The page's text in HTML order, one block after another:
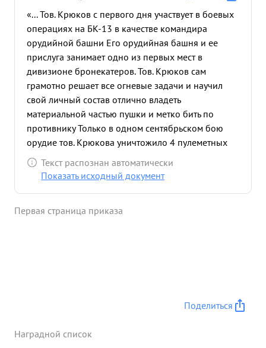
«... Тов. Крюков с первого дня участвует в боевых
операциях на БК-13 в качестве командира
орудийной башни Его орудийная башня и ее
прислуга занимает одно из первых мест в
дивизионе бронекатеров. Тов. Крюков сам
грамотно решает все огневые задачи и научил
свой личный состав отлично владеть
материальной частью пушки и метко бить по
противнику Только в одном сентябрьском бою
орудие тов. Крюкова уничтожило 4 пулеметных
точки противника. В ночь с 23 на 24.11.42г когда
БК-13 выполнял одну из самых трудных и
"БАРРИКАДЫ" тов. Крюков еще раз показал свою
животе первым начал сгружать боезапас и
пулеметным и минометным огнем противника.
Текст распознан автоматически
Показать исходный документ
Первая страница приказа
Поделиться
Наградной список